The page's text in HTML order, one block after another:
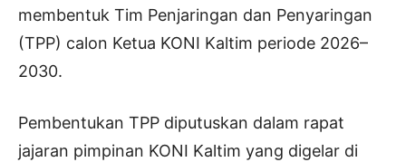
membentuk Tim Penjaringan dan Penyaringan
(TPP) calon Ketua KONI Kaltim periode 2026–
2030.
Pembentukan TPP diputuskan dalam rapat
jajaran pimpinan KONI Kaltim yang digelar di